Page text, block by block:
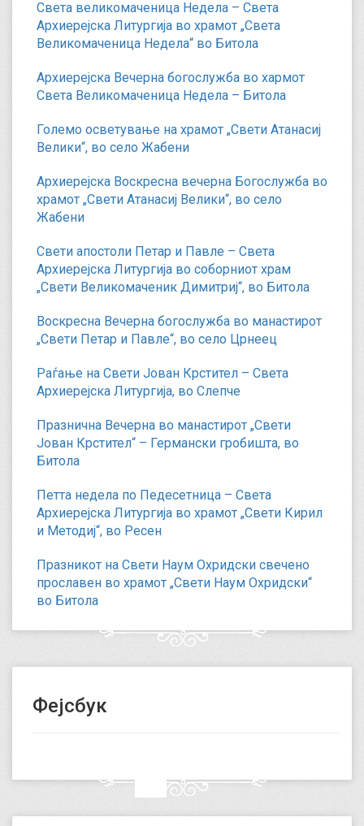
Света великомаченица Недела – Света
Архиерејска Литургија во храмот „Света
Великомаченица Недела“ во Битола
Архиерејска Вечерна богослужба во хармот
Света Великомаченица Недела – Битола
Големо осветување на храмот „Свети Атанасиј
Велики“, во село Жабени
Архиерејска Воскресна вечерна Богослужба во
храмот „Свети Атанасиј Велики“, во село
Жабени
Свети апостоли Петар и Павле – Света
Архиерејска Литургија во соборниот храм
„Свети Великомаченик Димитриј“, во Битола
Воскресна Вечерна богослужба во манастирот
„Свети Петар и Павле“, во село Црнеец
Раѓање на Свети Јован Крстител – Света
Архиерејска Литургија, во Слепче
Празнична Вечерна во манастирот „Свети
Јован Крстител“ – Германски гробишта, во
Битола
Петта недела по Педесетница – Света
Архиерејска Литургија во храмот „Свети Кирил
и Методиј“, во Ресен
Празникот на Свети Наум Охридски свечено
прославен во храмот „Свети Наум Охридски“
во Битола
Фејсбук